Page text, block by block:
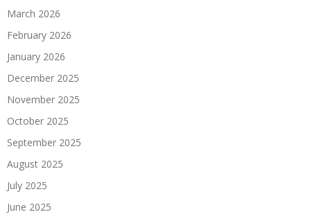
March 2026
February 2026
January 2026
December 2025
November 2025
October 2025
September 2025
August 2025
July 2025
June 2025